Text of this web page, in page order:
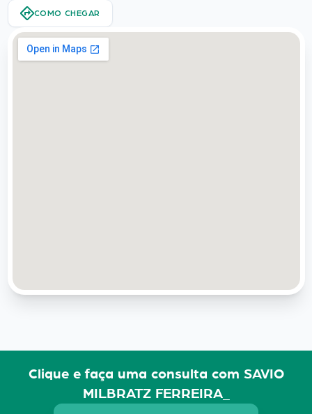
COMO CHEGAR
Clique e faça uma consulta com SAVIO
MILBRATZ FERREIRA_